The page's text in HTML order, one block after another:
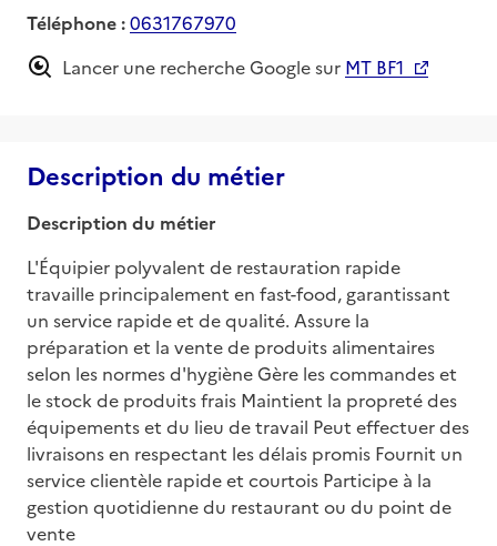
Téléphone :0631767970
Lancer une recherche Google sur MT BF1
Description du métier
Description du métier
L'Équipier polyvalent de restauration rapide
travaille principalement en fast-food, garantissant
un service rapide et de qualité. Assure la
préparation et la vente de produits alimentaires
selon les normes d'hygiène Gère les commandes et
le stock de produits frais Maintient la propreté des
équipements et du lieu de travail Peut effectuer des
livraisons en respectant les délais promis Fournit un
service clientèle rapide et courtois Participe à la
gestion quotidienne du restaurant ou du point de
vente